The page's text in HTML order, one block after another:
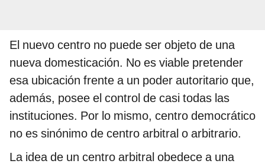
El nuevo centro no puede ser objeto de una
nueva domesticación. No es viable pretender
esa ubicación frente a un poder autoritario que,
además, posee el control de casi todas las
instituciones. Por lo mismo, centro democrático
no es sinónimo de centro arbitral o arbitrario.
La idea de un centro arbitral obedece a una